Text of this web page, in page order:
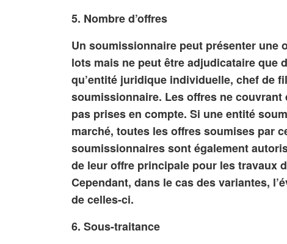
5. Nombre d’offres
Un soumissionnaire peut présenter une
lots mais ne peut être adjudicataire que
qu’entité juridique individuelle, chef de
soumissionnaire. Les offres ne couvrant
pas prises en compte. Si une entité
marché, toutes les offres soumises par
soumissionnaires sont également
de leur offre principale pour les travaux
Cependant, dans le cas des variantes,
de celles-ci.
6. Sous-traitance